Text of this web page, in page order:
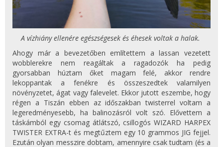
A vízhiány ellenére egészségesek és éhesek voltak a halak.
Ahogy már a bevezetőben említettem a lassan vezetett
wobblerekre nem reagáltak a ragadozók ha pedig
gyorsabban húztam őket magam felé, akkor rendre
lekoppantak a fenékre és összeszedtek valamilyen
növényzetet, ágat vagy falevelet. Ekkor jutott eszembe, hogy
régen a Tiszán ebben az időszakban twisterrel voltam a
legeredményesebb, ha balinozásról volt szó. Elővettem a
táskámból egy csomag átlátszó, csillogós WIZARD HARPEX
TWISTER EXTRA-t és megtűztem egy 10 grammos JIG fejjel.
Ezután olyan messzire dobtam, amennyire csak tudtam (és a